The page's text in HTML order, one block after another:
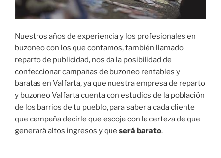
Nuestros años de experiencia y los profesionales en
buzoneo con los que contamos, también llamado
reparto de publicidad, nos da la posibilidad de
confeccionar campañas de buzoneo rentables y
baratas en Valfarta, ya que nuestra empresa de reparto
y buzoneo Valfarta cuenta con estudios de la población
de los barrios de tu pueblo, para saber a cada cliente
que campaña decirle que escoja con la certeza de que
generará altos ingresos y que será barato.